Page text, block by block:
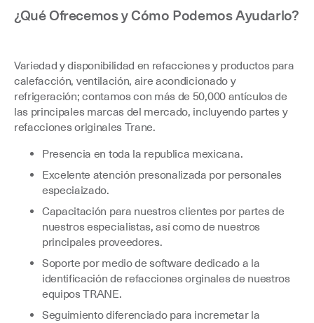
¿Qué Ofrecemos y Cómo Podemos Ayudarlo?
Variedad y disponibilidad en refacciones y productos para
calefacción, ventilación, aire acondicionado y
refrigeración; contamos con más de 50,000 antículos de
las principales marcas del mercado, incluyendo partes y
refacciones originales Trane.
Presencia en toda la republica mexicana.
Excelente atención presonalizada por personales
especiaizado.
Capacitación para nuestros clientes por partes de
nuestros especialistas, así como de nuestros
principales proveedores.
Soporte por medio de software dedicado a la
identificación de refacciones orginales de nuestros
equipos TRANE.
Seguimiento diferenciado para incremetar la